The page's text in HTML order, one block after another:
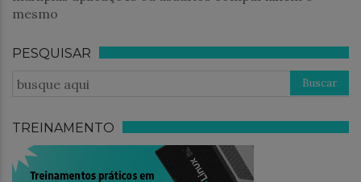
mesmo
PESQUISAR
TREINAMENTO